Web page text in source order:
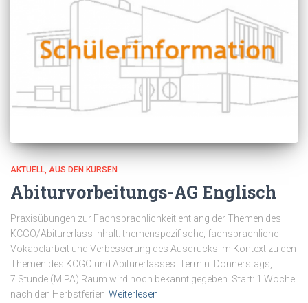
AKTUELL AUS DEN KURSEN
Abiturvorbeitungs-AG Englisch
Praxisübungen zur Fachsprachlichkeit entlang der Themen des
KCGO/Abiturerlass Inhalt: themenspezifische, fachsprachliche
Vokabelarbeit und Verbesserung des Ausdrucks im Kontext zu den
Themen des KCGO und Abiturerlasses. Termin: Donnerstags,
7.Stunde (MiPA) Raum wird noch bekannt gegeben. Start: 1 Woche
nach den Herbstferien Weiterlesen